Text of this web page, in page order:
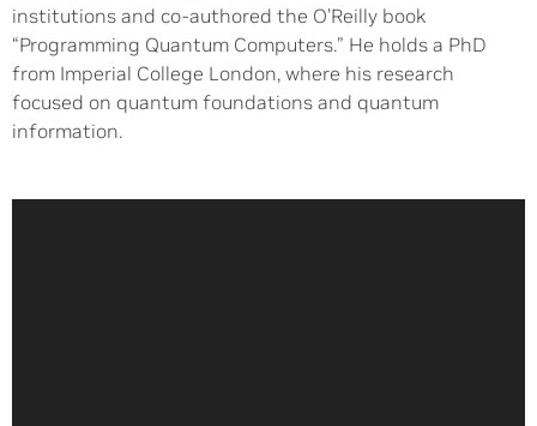
institutions and co-authored the O’Reilly book
“Programming Quantum Computers.” He holds a PhD
from Imperial College London, where his research
focused on quantum foundations and quantum
information.